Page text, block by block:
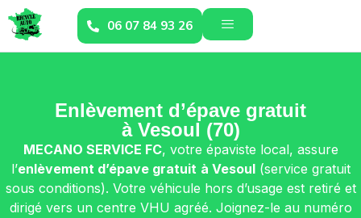
06 07 84 93 26
Enlèvement d’épave gratuit
à Vesoul (70)
MECANO SERVICE FC, votre épaviste local, assure
l’enlèvement d’épave gratuit à Vesoul(service gratuit
sous conditions). Votre véhicule hors d’usage est retiré et
dirigé vers un centre VHU agréé. Joignez-le au numéro